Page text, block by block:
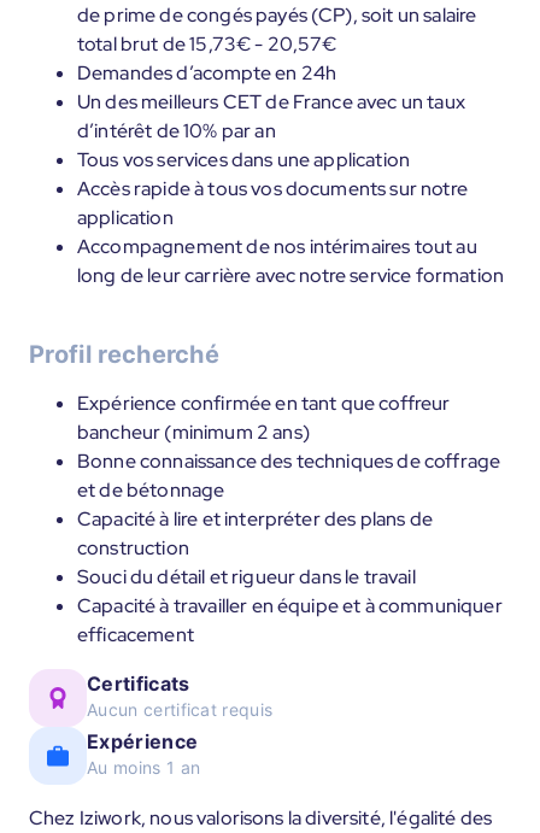
de prime de congés payés (CP), soit un salaire
total brut de 15,73€ - 20,57€
Demandes d’acompte en 24h
Un des meilleurs CET de France avec un taux
d’intérêt de 10% par an
Tous vos services dans une application
Accès rapide à tous vos documents sur notre
application
Accompagnement de nos intérimaires tout au
long de leur carrière avec notre service formation
Profil recherché
Expérience confirmée en tant que coffreur
bancheur (minimum 2 ans)
Bonne connaissance des techniques de coffrage
et de bétonnage
Capacité à lire et interpréter des plans de
construction
Souci du détail et rigueur dans le travail
Capacité à travailler en équipe et à communiquer
efficacement
Certificats
Aucun certificat requis
Expérience
Au moins 1 an
Chez Iziwork, nous valorisons la diversité, l'égalité des